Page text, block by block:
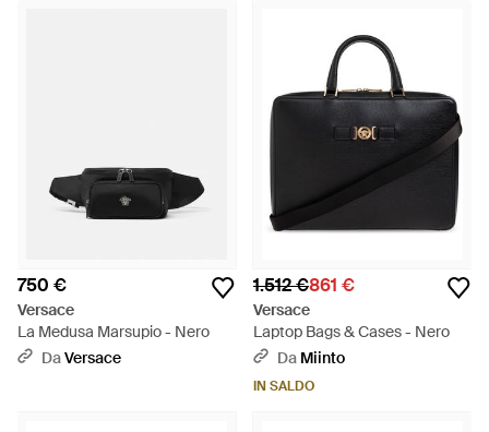
750 €
Versace
La Medusa Marsupio - Nero
DaVersace
1.512 €861 €
Versace
Laptop Bags & Cases - Nero
Da Miinto
IN SALDO